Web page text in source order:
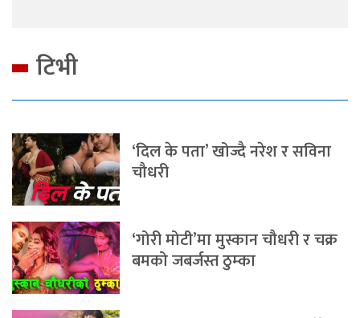
टिभी
‘दिल के पता’ खोज्दै नरेश र सविना
चौधरी
‘गोरी मोटी’मा मुस्कान चौधरी र चक्र
बमको जबर्जस्त ठुम्का